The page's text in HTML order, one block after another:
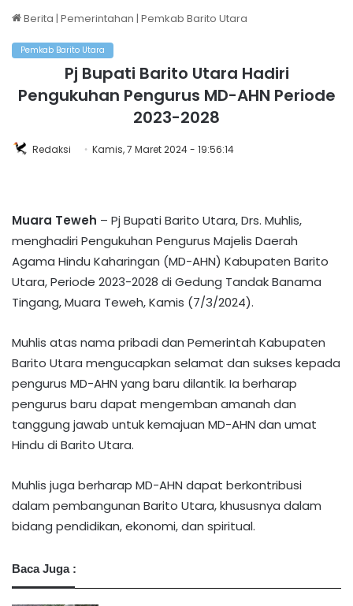
Berita | Pemerintahan | Pemkab Barito Utara
Pemkab Barito Utara
Pj Bupati Barito Utara Hadiri
Pengukuhan Pengurus MD-AHN Periode
2023-2028
Redaksi Kamis, 7 Maret 2024 - 19:56:14
Muara Teweh – Pj Bupati Barito Utara, Drs. Muhlis,
menghadiri Pengukuhan Pengurus Majelis Daerah
Agama Hindu Kaharingan (MD-AHN) Kabupaten Barito
Utara, Periode 2023-2028 di Gedung Tandak Banama
Tingang, Muara Teweh, Kamis (7/3/2024).
Muhlis atas nama pribadi dan Pemerintah Kabupaten
Barito Utara mengucapkan selamat dan sukses kepada
pengurus MD-AHN yang baru dilantik. Ia berharap
pengurus baru dapat mengemban amanah dan
tanggung jawab untuk kemajuan MD-AHN dan umat
Hindu di Barito Utara.
Muhlis juga berharap MD-AHN dapat berkontribusi
dalam pembangunan Barito Utara, khususnya dalam
bidang pendidikan, ekonomi, dan spiritual.
Baca Juga :